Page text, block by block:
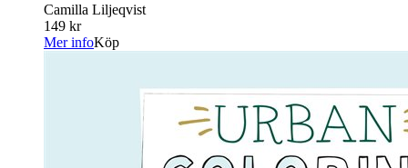
Camilla Liljeqvist
149 kr
Mer infoKöp